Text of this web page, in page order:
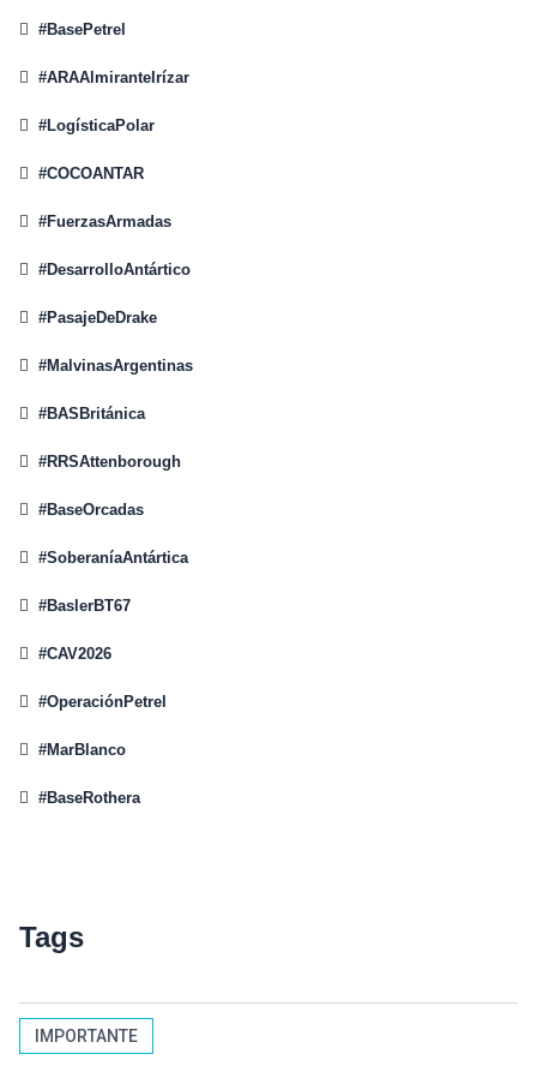
 #BasePetrel
 #ARAAlmiranteIrízar
 #LogísticaPolar
 #COCOANTAR
 #FuerzasArmadas
 #DesarrolloAntártico
 #PasajeDeDrake
 #MalvinasArgentinas
 #BASBritánica
 #RRSAttenborough
 #BaseOrcadas
 #SoberaníaAntártica
 #BaslerBT67
 #CAV2026
 #OperaciónPetrel
 #MarBlanco
 #BaseRothera
Tags
IMPORTANTE